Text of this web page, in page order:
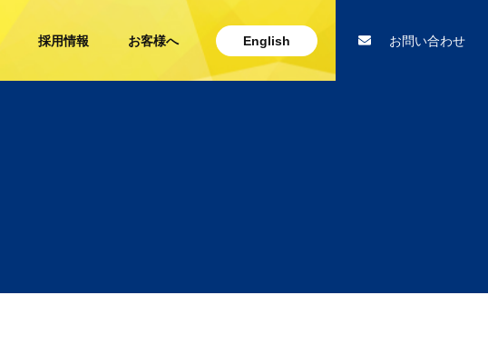
採用情報 お客様へ English お問い合わせ